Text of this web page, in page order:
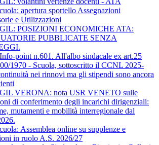
apertura sportello Assegnazioni
e Utilizzazioni
POSIZIONI ECONOMICHE ATA:
PUBBLICATE SENZA
point n.601. All'albo sindacale ex art.25
1970 - Scuola, sottoscritto il CCNL 2025-
nei rinnovi ma gli stipendi sono ancora
VERONA: nota USR VENETO sulle
di conferimento degli incarichi dirigenziali:
mutamenti e mobilità interregionale dal
Assemblea online su supplenze e
in ruolo A.S. 2026/27